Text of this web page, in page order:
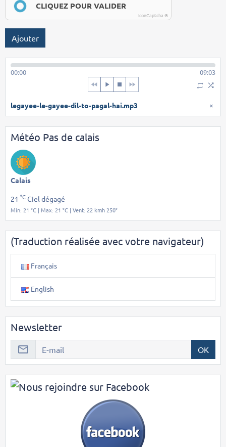
CLIQUEZ POUR VALIDER
IconCaptcha ©
Ajouter
00:00 09:03
×
legayee-le-gayee-dil-to-pagal-hai.mp3
Météo Pas de calais
Calais
21 °CCiel dégagé
Min: 21 °C | Max: 21 °C | Vent: 22 kmh 250°
(Traduction réalisée avec votre navigateur)
Français
English
Newsletter
OK